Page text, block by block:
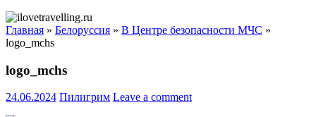
Главная » Белоруссия » В Центре безопасности МЧС »
logo_mchs
logo_mchs
24.06.2024 Пилигрим Leave a comment